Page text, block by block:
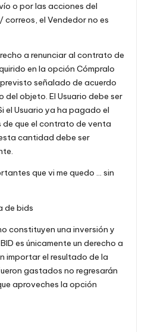
o por las acciones del
correos, el Vendedor no es
a renunciar al contrato de
en la opción Cómpralo
señalado de acuerdo
del objeto. El Usuario debe ser
el Usuario ya ha pagado el
que el contrato de venta
cantidad debe ser
que vi me quedo … sin
de bids
constituyen una inversión y
es únicamente un derecho a
importar el resultado de la
gastados no regresarán
aproveches la opción